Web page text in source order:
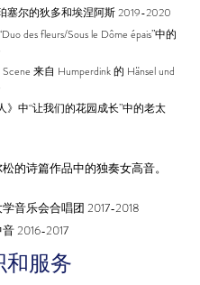
塞尔的狄多和埃涅阿斯2019-2020
des fleurs/Sous le Dôme épais”中的
Scene 来自 Humperdink 的 Hänsel und
》中“让我们的花园成长”中的老太
的诗篇作品中的独奏女高音。
音乐会合唱团 2017-2018
2016-2017
和服务